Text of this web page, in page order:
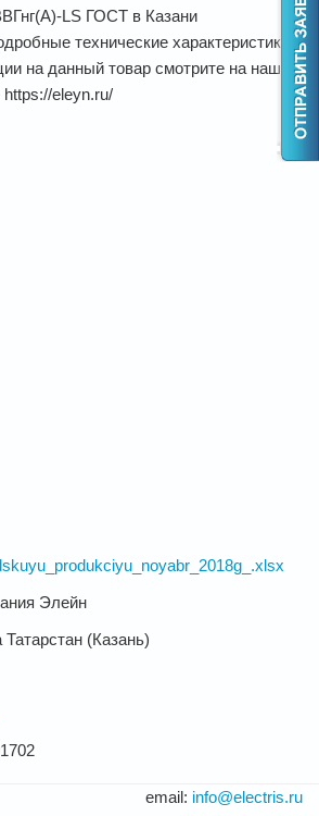
LS ГОСТ в Казани
технические характеристики,
на данный товар смотрите на нашем
eleyn.ru/
Элейн
Татарстан (Казань)
email: info@electris.ru